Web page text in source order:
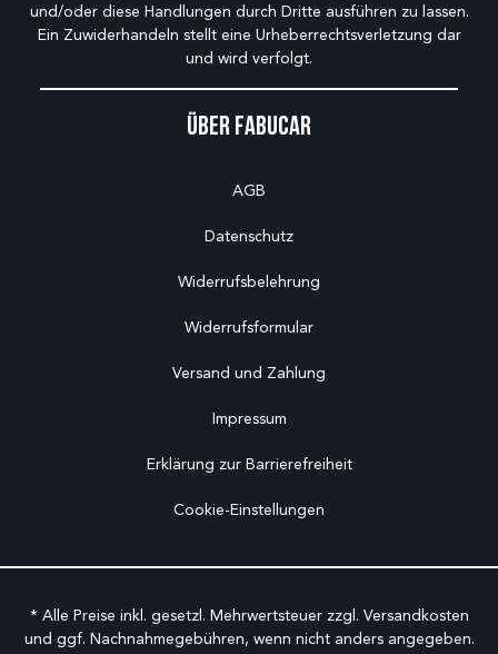
Über Fabucar
AGB
Datenschutz
Widerrufsbelehrung
Widerrufsformular
Versand und Zahlung
Impressum
Erklärung zur Barrierefreiheit
Cookie-Einstellungen
und/oder diese Handlungen durch Dritte ausführen zu lassen.
Ein Zuwiderhandeln stellt eine Urheberrechtsverletzung dar
und wird verfolgt.
* Alle Preise inkl. gesetzl. Mehrwertsteuer zzgl. Versandkosten
und ggf. Nachnahmegebühren, wenn nicht anders angegeben.